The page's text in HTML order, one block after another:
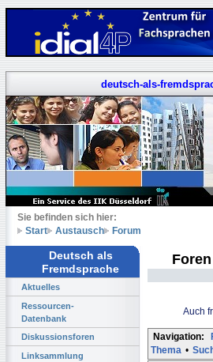
deutsch-als-
Sie befinden sich hier:
Start
Austausch Forum
Deutsch als
Fremdsprache
Aktuelles
Ressourcen-
Datenbank
Diskussionsforen
Linksammlung
Auch
Navigation:
Thema •